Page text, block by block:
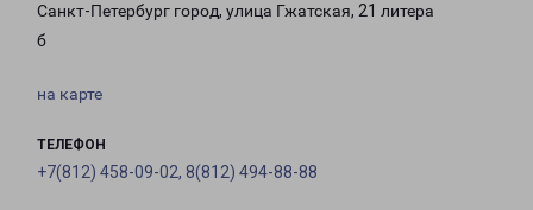
Санкт-Петербург город, улица Гжатская, 21 литера
б
на карте
ТЕЛЕФОН
+7(812) 458-09-02, 8(812) 494-88-88